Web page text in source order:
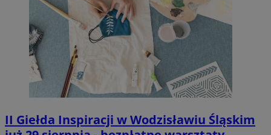
II Giełda Inspiracji w Wodzisławiu Śląskim